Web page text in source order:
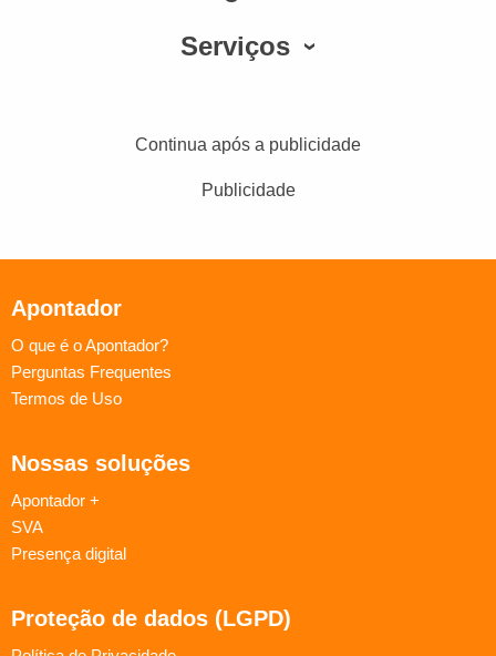
Serviços
Continua após a publicidade
Publicidade
Apontador
O que é o Apontador?
Perguntas Frequentes
Termos de Uso
Nossas soluções
Apontador +
SVA
Presença digital
Proteção de dados (LGPD)